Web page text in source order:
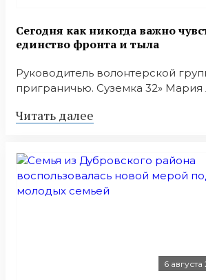
Сегодня как никогда важно
единство фронта и тыла
Руководитель волонтерской
приграничью. Суземка 32» Мария
Читать далее
6 августа